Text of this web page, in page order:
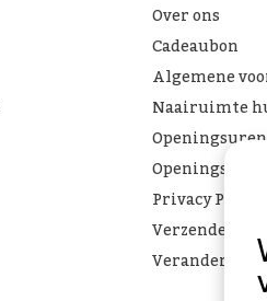
Over ons
Cadeaubon
Algemene
Naairuimte
Openingsuren
Openingsuren
Privacy Policy
Verzenden &
Verandering